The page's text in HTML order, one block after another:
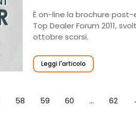
È on-line la brochure
Top Dealer Forum 2011,
ottobre scorsi.
Leggi l'articolo
58 59 60 … 62